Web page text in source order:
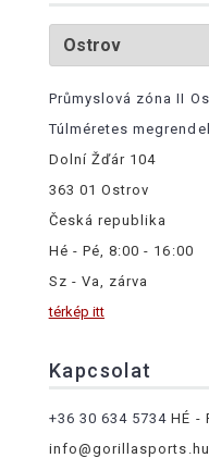
Průmyslová zóna II
Túlméretes
Dolní Žďár 104
363 01 Ostrov
Česká republika
Hé - Pé, 8:00 - 16:00
Sz - Va, zárva
térkép itt
Kapcsolat
+36 30 634 5734 HÉ -
info@gorillasports.hu